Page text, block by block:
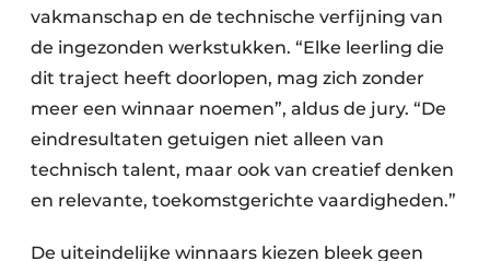
vakmanschap en de technische verfijning van
de ingezonden werkstukken. “Elke leerling die
dit traject heeft doorlopen, mag zich zonder
meer een winnaar noemen”, aldus de jury. “De
eindresultaten getuigen niet alleen van
technisch talent, maar ook van creatief denken
en relevante, toekomstgerichte vaardigheden.”
De uiteindelijke winnaars kiezen bleek geen